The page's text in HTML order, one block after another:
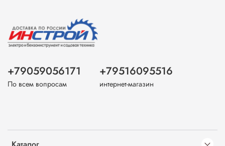
+79059056171
По всем вопросам
+79516095516
интернет-магазин